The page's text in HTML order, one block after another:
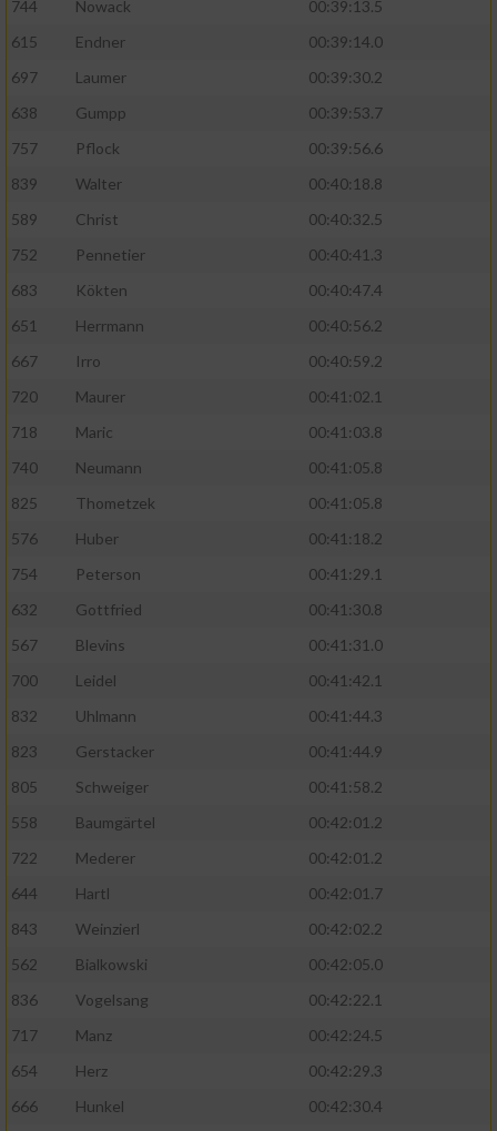
744 Nowack
00:39:13.5
615
Endner
00:39:14.0
697
Laumer
00:39:30.2
638
Gumpp
00:39:53.7
757
Pflock
00:39:56.6
839
Walter
00:40:18.8
589
Christ
00:40:32.5
752
Pennetier
00:40:41.3
683
Kökten
00:40:47.4
651
Herrmann
00:40:56.2
667
Irro
00:40:59.2
720
Maurer
00:41:02.1
718
Maric
00:41:03.8
740
Neumann
00:41:05.8
825
Thometzek
00:41:05.8
576
Huber
00:41:18.2
754
Peterson
00:41:29.1
632
Gottfried
00:41:30.8
567
Blevins
00:41:31.0
700
Leidel
00:41:42.1
832
Uhlmann
00:41:44.3
823
Gerstacker
00:41:44.9
805
Schweiger
00:41:58.2
558
Baumgärtel
00:42:01.2
722
Mederer
00:42:01.2
644
Hartl
00:42:01.7
843
Weinzierl
00:42:02.2
562
Bialkowski
00:42:05.0
836
Vogelsang
00:42:22.1
717
Manz
00:42:24.5
654
Herz
00:42:29.3
666
Hunkel
00:42:30.4